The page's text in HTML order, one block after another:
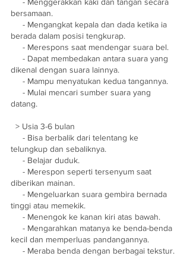
bersamaan.
berada dalam posisi tengkurap.
     - Merespons saat mendengar suara bel.
dikenal dengan suara lainnya.
     - Mampu menyatukan kedua tangannya.
datang.
  > Usia 3-6 bulan
telungkup dan sebaliknya.
     - Belajar duduk.
diberikan mainan.
tinggi atau memekik.
     - Menengok ke kanan kiri atas bawah.
kecil dan memperluas pandangannya.
     - Meraba benda dengan berbagai tekstur.